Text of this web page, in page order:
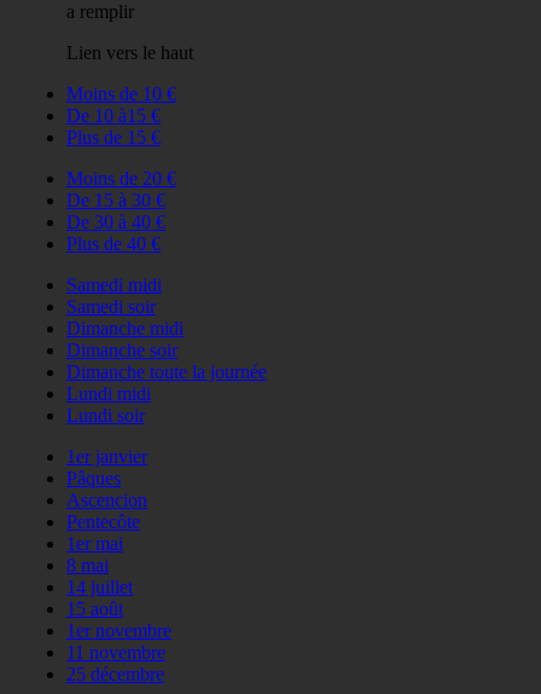
a remplir
Lien vers le haut
Moins de 10 €
De 10 à15 €
Plus de 15 €
Moins de 20 €
De 15 à 30 €
De 30 à 40 €
Plus de 40 €
Samedi midi
Samedi soir
Dimanche midi
Dimanche soir
Dimanche toute la journée
Lundi midi
Lundi soir
1er janvier
Pâques
Ascencion
Pentecôte
1er mai
8 mai
14 juillet
15 août
1er novembre
11 novembre
25 décembre